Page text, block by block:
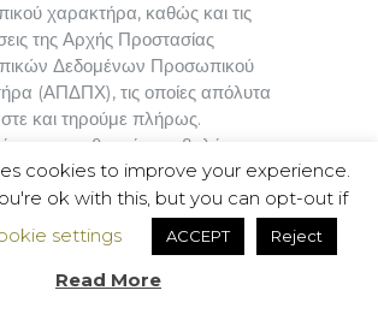
χαρακτήρα, καθώς και τις
της Αρχής Προστασίας
Δεδομένων Προσωπικού
(ΑΠΔΠΧ), τις οποίες απόλυτα
και τηρούμε πλήρως.
νομοθετική μεταβολή στο
αποτελέσει αντικείμενο της
σύμβασης. Η εν λόγω Πολιτική
αποτελεί αναπόσπαστο
των όρων χρήσης του e-shop μας
από αυτή τόσο κατά την
cookies to improve your experience.
ok with this, but you can opt-out if
settings ACCEPT Reject
Read More